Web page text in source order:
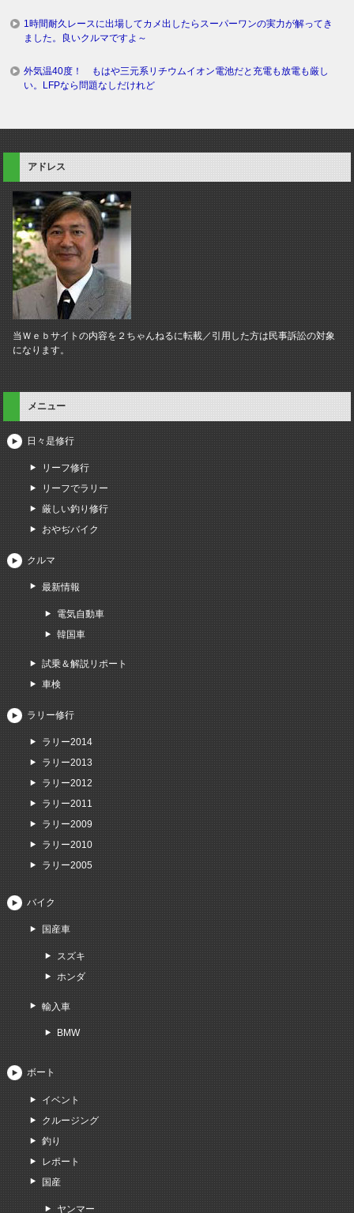
1時間耐久レースに出場してカメ出したらスーパーワンの実力が解ってき
ました。良いクルマですよ～
外気温40度！ もはや三元系リチウムイオン電池だと充電も放電も厳し
い。LFPなら問題なしだけれど
アドレス
当Ｗｅｂサイトの内容を２ちゃんねるに転載／引用した方は民事訴訟の対象
になります。
メニュー
日々是修行
リーフ修行
リーフでラリー
厳しい釣り修行
おやぢバイク
クルマ
最新情報
電気自動車
韓国車
試乗＆解説リポート
車検
ラリー修行
ラリー2014
ラリー2013
ラリー2012
ラリー2011
ラリー2009
ラリー2010
ラリー2005
バイク
国産車
スズキ
ホンダ
輸入車
BMW
ボート
イベント
クルージング
釣り
レポート
国産
ヤンマー